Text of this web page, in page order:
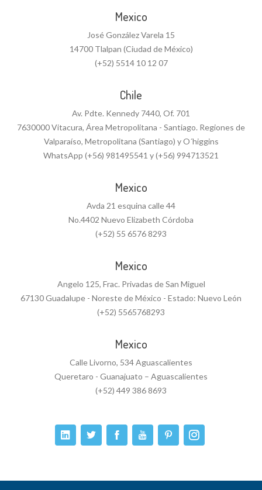
Mexico
José González Varela 15
14700 Tlalpan (Ciudad de México)
(+52) 5514 10 12 07
Chile
Av. Pdte. Kennedy 7440, Of. 701
7630000 Vitacura, Área Metropolitana - Santiago. Regiones de
Valparaíso, Metropolitana (Santiago) y O´higgins
WhatsApp (+56) 981495541 y (+56) 994713521
Mexico
Avda 21 esquina calle 44
No.4402 Nuevo Elizabeth Córdoba
(+52) 55 6576 8293
Mexico
Angelo 125, Frac. Privadas de San Miguel
67130 Guadalupe - Noreste de México - Estado: Nuevo León
(+52) 5565768293
Mexico
Calle Livorno, 534 Aguascalientes
Queretaro - Guanajuato – Aguascalientes
(+52) 449 386 8693